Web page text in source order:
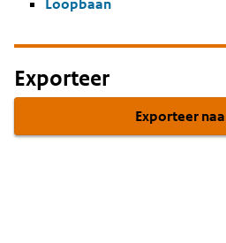
Loopbaan
Exporteer
Exporteer